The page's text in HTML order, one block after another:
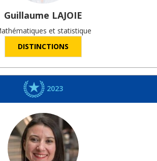
Guillaume LAJOIE
et statistique
DISTINCTIONS
2023